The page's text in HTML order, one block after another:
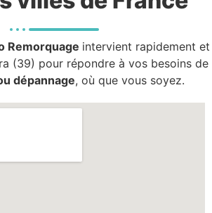
Remorquage intervient rapidement et
(39) pour répondre à vos besoins de
dépannage, où que vous soyez.